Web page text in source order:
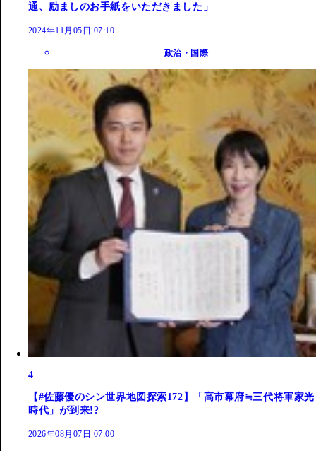
通、励ましのお手紙をいただきました」
2024年11月05日 07:10
政治・国際
4
【#佐藤優のシン世界地図探索172】「高市幕府≒三代将軍家光
時代」が到来!?
2026年08月07日 07:00